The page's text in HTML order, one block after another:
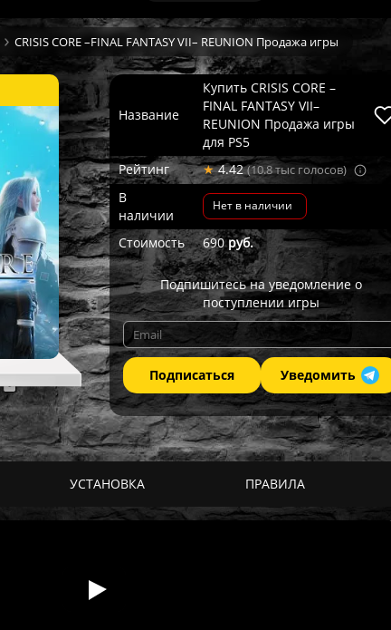
CRISIS CORE –FINAL FANTASY VII– REUNION Продажа игры
Название
Купить CRISIS CORE –
FINAL FANTASY VII–
REUNION Продажа игры
для PS5
Рейтинг
★4.42(10.8 тыс голосов)
В
наличии
Нет в наличии
Стоимость 690руб.
Подпишитесь на уведомление о
поступлении игры
Подписаться Уведомить
УСТАНОВКА ПРАВИЛА